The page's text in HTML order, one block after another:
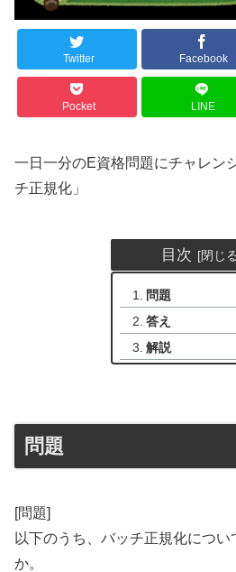
Twitter Facebook
Pocket LINE
一日一分のE資格問題にチャレン
チ正規化」
目次
問題
答え
解説
問題
[問題]
以下のうち、バッチ正規化につ
か。